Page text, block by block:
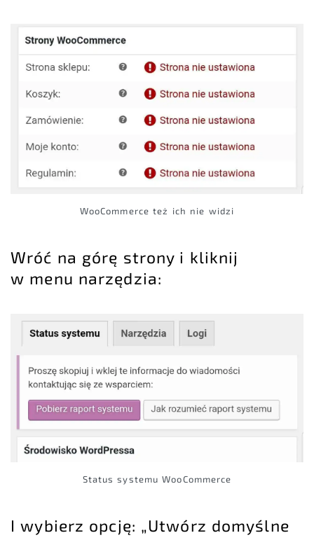
WooCommerce też ich nie widzi
Wróć na górę strony i kliknij
w menu narzędzia:
Status systemu WooCommerce
I wybierz opcję: „Utwórz domyślne